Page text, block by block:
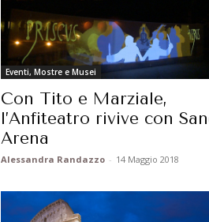
Eventi, Mostre e Musei
Con Tito e Marziale,
l’Anfiteatro rivive con
Arena
Alessandra Randazzo - 14 Maggio 2018